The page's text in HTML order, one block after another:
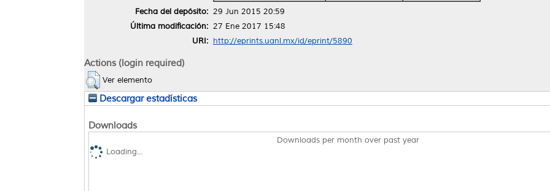
Fecha del depósito: 29 Jun 2015 20:59
Última modificación: 27 Ene 2017 15:48
URI: http://eprints.uanl.mx/id/eprint/5890
Actions (login required)
Ver elemento
Descargar estadísticas
Downloads
Downloads per month over past year
Loading...